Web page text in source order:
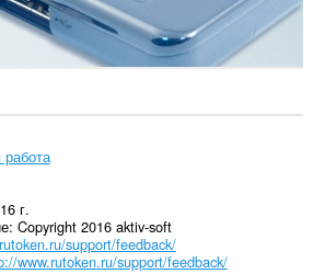
работа
г.
Copyright 2016 aktiv-soft
support/feedback/
www.rutoken.ru/support/feedback/